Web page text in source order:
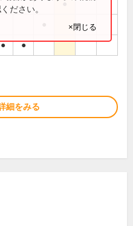
●
● ●
ださい。
×閉じる
細をみる